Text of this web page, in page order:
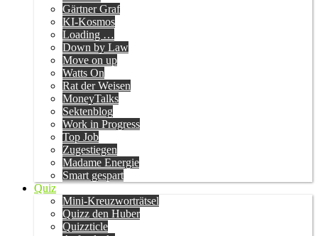
Gärtner Graf
KI-Kosmos
Loading …
Down by Law
Move on up
Watts On
Rat der Weisen
MoneyTalks
Sektenblog
Work in Progress
Top Job
Zugestiegen
Madame Energie
Smart gespart
Quiz
Mini-Kreuzworträtsel
Quizz den Huber
Quizzticle